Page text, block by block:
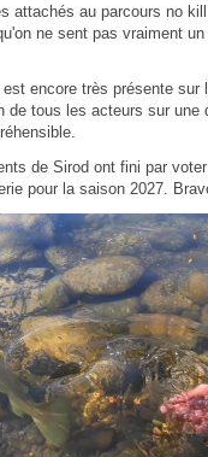
attachés au parcours no
ne sent pas vraiment
encore très présente
de tous les acteurs sur une
de Sirod ont fini par
pour la saison 2027.